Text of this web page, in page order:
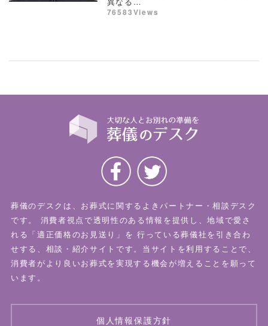
76583Views
葬儀のデスクは、お葬式に関するよきパートナー・相談デスク
です。
消費者視点で透明性のある情報を提供し、地域で愛さ
れる「適正価格のお見送り」を 行っている葬儀社を引き合わ
せする、相談・紹介サイトです。当サイトを利用することで、
消費者がより良いお葬式を実現する機会が増えることを願って
います。
個人情報保護方針